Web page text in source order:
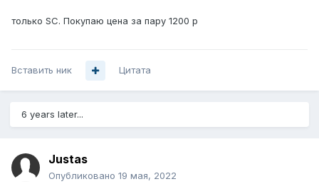
только SC. Покупаю цена за пару 1200 р
Вставить ник Цитата
6 years later...
Justas
Опубликовано 19 мая, 2022